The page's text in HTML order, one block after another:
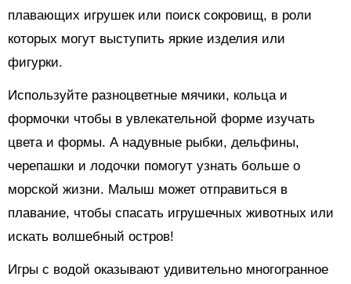
плавающих игрушек или поиск сокровищ, в роли
которых могут выступить яркие изделия или
фигурки.
Используйте разноцветные мячики, кольца и
формочки чтобы в увлекательной форме изучать
цвета и формы. А надувные рыбки, дельфины,
черепашки и лодочки помогут узнать больше о
морской жизни. Малыш может отправиться в
плавание, чтобы спасать игрушечных животных или
искать волшебный остров!
Игры с водой оказывают удивительно многогранное